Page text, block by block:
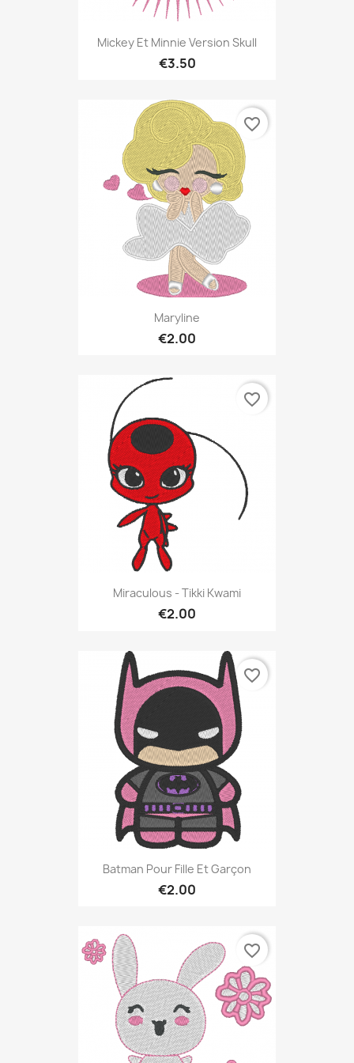
Mickey Et Minnie Version Skull
€3.50
Maryline
€2.00
favorite_border
Miraculous - Tikki Kwami
€2.00
favorite_border
Batman Pour Fille Et Garçon
€2.00
favorite_border
favorite_border